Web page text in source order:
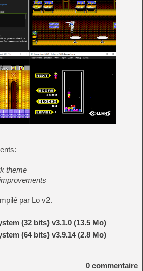
theme
par Lo v2.
(32 bits) v3.1.0 (13.5 Mo)
(64 bits) v3.9.14 (2.8 Mo)
0 commentaire